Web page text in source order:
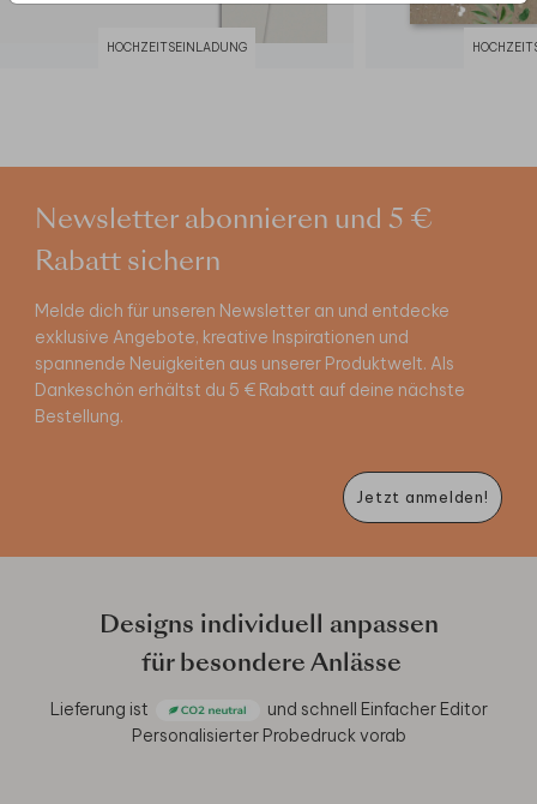
HOCHZEITSEINLADUNG
Newsletter abonnieren und 5 €
Rabatt sichern
Melde dich für unseren Newsletter an und entdecke
exklusive Angebote, kreative Inspirationen und
spannende Neuigkeiten aus unserer Produktwelt. Als
Dankeschön erhältst du 5 € Rabatt auf deine nächste
Bestellung.
Jetzt anmelden!
Designs individuell anpassen
für besondere Anlässe
Lieferung ist und schnell Einfacher Editor
Personalisierter Probedruck vorab